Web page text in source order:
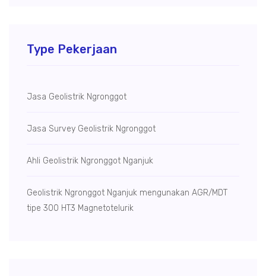
Type Pekerjaan
Jasa Geolistrik Ngronggot
Jasa Survey Geolistrik Ngronggot
Ahli Geolistrik Ngronggot Nganjuk
Geolistrik Ngronggot Nganjuk mengunakan AGR/MDT
tipe 300 HT3 Magnetotelurik